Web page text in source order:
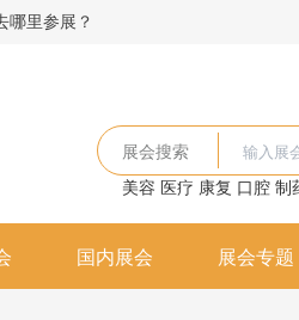
哪里参展？
展会搜索
美容 医疗 康复 口腔 制
国内展会 展会专题